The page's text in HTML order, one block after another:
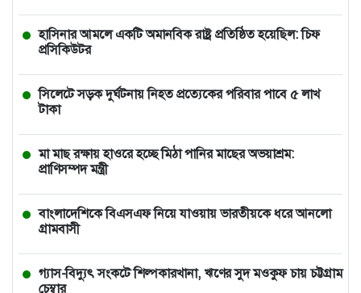
হাসিনার আমলে একটি অমানবিক রাষ্ট্র প্রতিষ্ঠিত হয়েছিল: চিফ
প্রসিকিউটর
সিলেটে সড়ক দুর্ঘটনায় নিহত প্রত্যেকের পরিবার পাবে ৫ লাখ
টাকা
মা মাছ রক্ষায় হাওরে হচ্ছে মিঠা পানির মাছের অভয়াশ্রম:
প্রাণিসম্পদ মন্ত্রী
বাংলাদেশিকে বিএসএফ নিয়ে যাওয়ায় ভারতীয়কে ধরে আনলো
গ্রামবাসী
গ্যাস-বিদ্যুৎ সংকটে শিল্পকারখানা, ঋণের সুদ মওকুফ চায় চট্টগ্রাম
চেম্বার